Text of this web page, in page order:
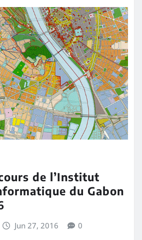
de l’Institut
du Gabon
Jun 27, 2016 0